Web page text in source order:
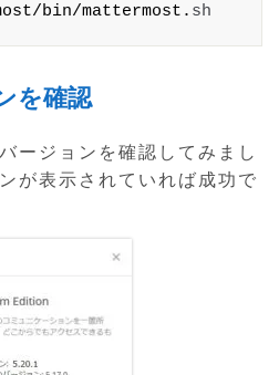
bin/mattermost. sh
を確認
ジョンを確認してみまし
が表示されていれば成功で